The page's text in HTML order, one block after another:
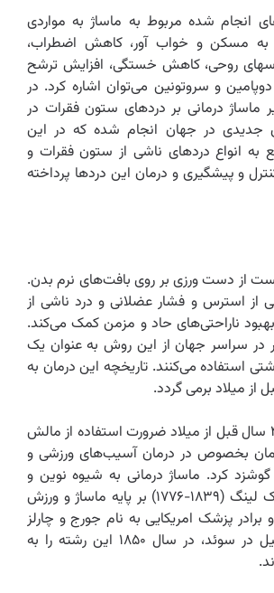
انجام شده مربوط به ماساژ به مواردی
به مسکن و خواب آور، کاهش اضطراب،
روحی، کاهش خستگی، افزایش ترشح
دوپامین و سروتونین می‌توان اشاره کرد. در
ماساژ درمانی بر دردهای ستون فقرات در
در جهان انجام شده که در این
به انواع دردهای ناشی از ستون فقرات و
و پیشگیری و درمان این دردها پرداخته
از دست ورزی بر روی بافت‌های نرم بدن.
از استرس و فشار عضلانی و درد ناشی از
ناراحتی‌های حاد و مزمن کمک می‌کند.
در سراسر جهان از این روش به عنوان یک
استفاده می‌کنند. تاریخچه این درمان به
بقراط در حدود ۴۰۰ سال قبل از میلاد ضرورت استفاده از مالش
بخصوص در درمان آسیب‌های ورزشی و
کرد. ماساژ درمانی به شیوه نوین و
علمی، توسط هنریک لینگ (۱۸۳۹-۱۷۷۶) بر پایه ماساژ و ورزش
برادر پزشک امریکایی به نام جورج و چارلز
تیلور پس از تحصیل در سوئد، در سال ۱۸۵۰ این رشته را به